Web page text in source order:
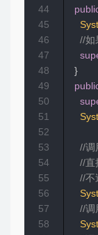
//如
}
//调
//直
//不
//调
44
45
46
47
48
49
50
51
52
53
54
55
56
57
58